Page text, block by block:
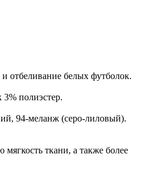
отбеливание белых футболок.
полиэстер.
94-меланж (серо-лиловый).
ткани, а также более